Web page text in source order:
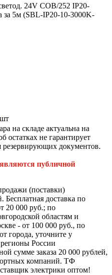
24V COB/252 IP20-
за 5м (SBL-IP20-10-3000K-
шт
на складе актуальна на
остатках не гарантирует
резервирующих документов.
публичной
(поставки)
Бесплатная доставка по
20 000 руб.; по
областям и
- от 100 000 руб., по
города, уточните у
России
сумме заказа 20 000 рублей,
компаний. ТФ
электрики оптом!